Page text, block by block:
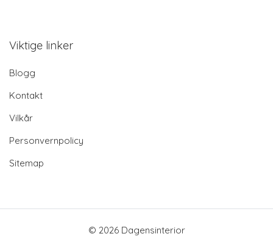
Viktige linker
Blogg
Kontakt
Vilkår
Personvernpolicy
Sitemap
© 2026 Dagensinterior